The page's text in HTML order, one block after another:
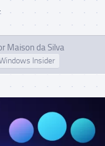
Maison da Silva
Insider